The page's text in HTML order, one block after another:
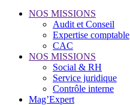
NOS MISSIONS
Audit et Conseil
Expertise comptable
CAC
NOS MISSIONS
Social & RH
Service juridique
Contrôle interne
Mag’Expert